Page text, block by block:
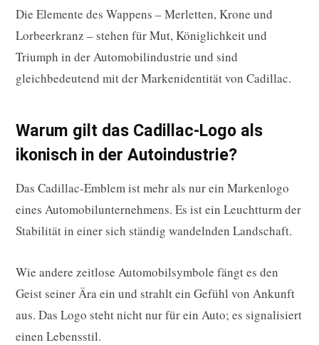
Die Elemente des Wappens – Merletten, Krone und
Lorbeerkranz – stehen für Mut, Königlichkeit und
Triumph in der Automobilindustrie und sind
gleichbedeutend mit der Markenidentität von Cadillac.
Warum gilt das Cadillac-Logo als
ikonisch in der Autoindustrie?
Das Cadillac-Emblem ist mehr als nur ein Markenlogo
eines Automobilunternehmens. Es ist ein Leuchtturm der
Stabilität in einer sich ständig wandelnden Landschaft.
Wie andere zeitlose Automobilsymbole fängt es den
Geist seiner Ära ein und strahlt ein Gefühl von Ankunft
aus. Das Logo steht nicht nur für ein Auto; es signalisiert
einen Lebensstil.